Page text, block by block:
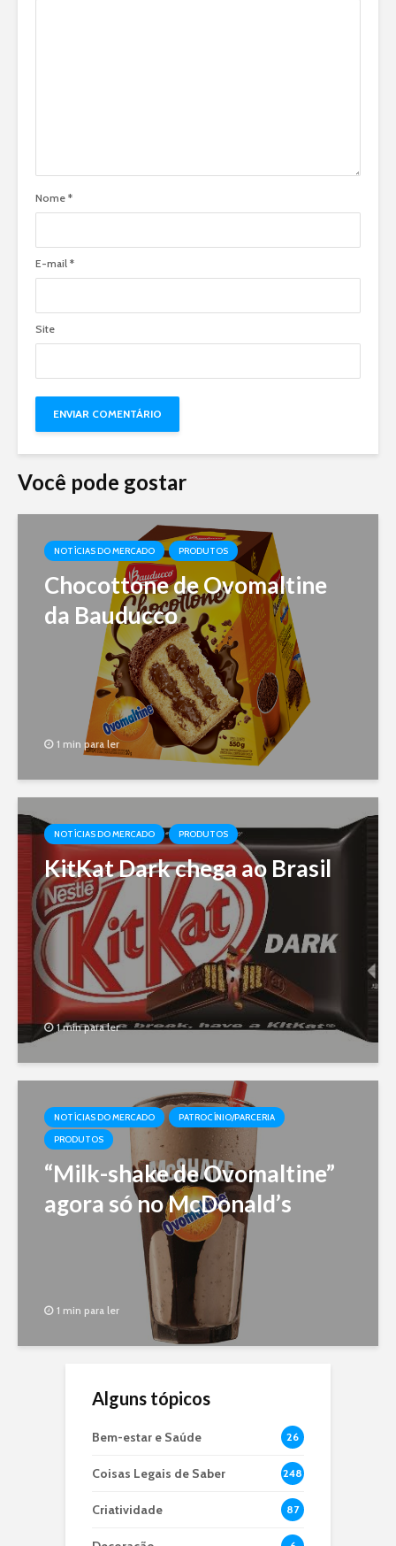
Nome *
E-mail *
Site
Você pode gostar
NOTÍCIAS DO MERCADO PRODUTOS
Chocottone de Ovomaltine
da Bauducco
1 min para ler
NOTÍCIAS DO MERCADO PRODUTOS
KitKat Dark chega ao Brasil
1 min para ler
NOTÍCIAS DO MERCADO
PATROCÍNIO/PARCERIA
PRODUTOS
“Milk-shake de Ovomaltine”
agora só no McDonald’s
1 min para ler
Alguns tópicos
Bem-estar e Saúde 26
Coisas Legais de Saber 248
Criatividade 87